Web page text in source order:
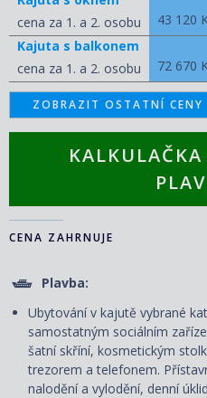
cena za 1. a 2. osobu
43 120
Kajuta s balkonem
cena za 1. a 2. osobu
72 670
ZOBRAZIT OSTATNÍ CENY
CENA ZAHRNUJE
Plavba:
Ubytování v kajutě vybrané
samostatným sociálním
šatní skříní, kosmetickým
trezorem a telefonem. P
nalodění a vylodění, denní